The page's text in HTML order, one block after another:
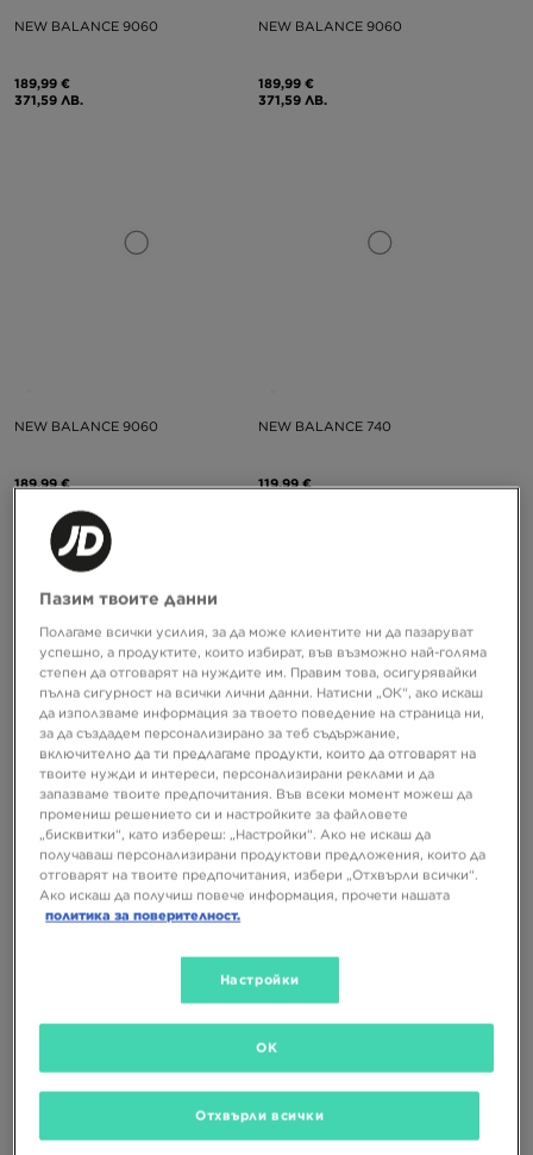
NEW BALANCE 9060
189,99 €
371,59 ЛВ.
NEW BALANCE 9060
189,99 €
371,59 ЛВ.
NEW BALANCE 9060
189,99 €
NEW BALANCE 740
119,99 €
NEW BALANCE U740
129,99 €
254,24 ЛВ.
NEW BALANCE 9060
189,99 €
371,59 ЛВ.
САМО В
Пазим твоите данни
Полагаме всички усилия, за да може клиентите ни да пазаруват
успешно, а продуктите, които избират, във възможно най-голяма
степен да отговарят на нуждите им. Правим това, осигурявайки
пълна сигурност на всички лични данни. Натисни „ОК“, ако искаш
да използваме информация за твоето поведение на страница ни,
за да създадем персонализирано за теб съдържание,
включително да ти предлагаме продукти, които да отговарят на
твоите нужди и интереси, персонализирани реклами и да
запазваме твоите предпочитания. Във всеки момент можеш да
промениш решението си и настройките за файловете
„бисквитки“, като избереш: „Настройки“. Ако не искаш да
получаваш персонализирани продуктови предложения, които да
отговарят на твоите предпочитания, избери „Отхвърли всички“.
Ако искаш да получиш повече информация, прочети нашата
политика за поверителност.
Настройки
Отхвърли всички
OK